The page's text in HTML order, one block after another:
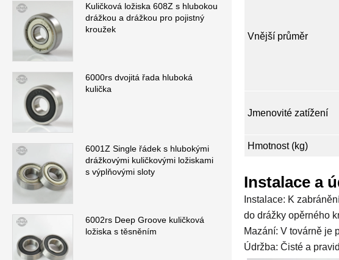
Kuličková ložiska 608Z s hlubokou
drážkou a drážkou pro pojistný
kroužek
6000rs dvojitá řada hluboká
kulička
6001Z Single řádek s hlubokými
drážkovými kuličkovými ložiskami
s výplňovými sloty
6002rs Deep Groove kuličková
ložiska s těsněním
Vnější průměr
Jmenovité zatížení
Hmotnost (kg)
Instalace a
Instalace: K
do drážky opěrného
Mazání: V továrně je
Údržba: Čisté a